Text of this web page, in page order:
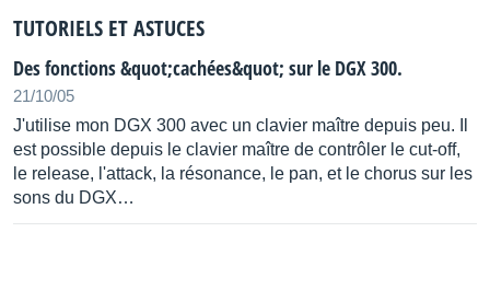
- Une polyphonie de 32 notes
- Un séquenceur pouvant reproduire jusqu'à 16 pistes midi
(dont 5 sont accessibles pour composer en mode
utilisateur).
- 136 styles (dont un style vide pour en importer depuis la
TUTORIELS ET ASTUCES
Des fonctions &quot;cachées&quot; sur le DGX 300.
21/10/05
J'utilise mon DGX 300 avec un clavier maître depuis peu. Il
est possible depuis le clavier maître de contrôler le cut-off,
le release, l'attack, la résonance, le pan, et le chorus sur les
sons du DGX…